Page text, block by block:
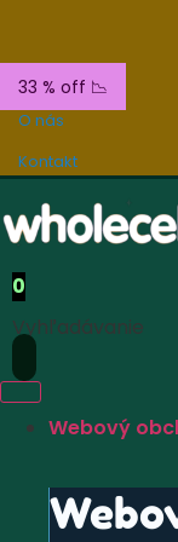
33 % off 📉
O nás
Kontakt
0
Vyhľadávanie
Webový